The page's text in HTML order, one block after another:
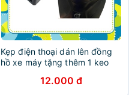
Kẹp điện thoại dán lên đồng
hồ xe máy tặng thêm 1 keo
12.000 đ